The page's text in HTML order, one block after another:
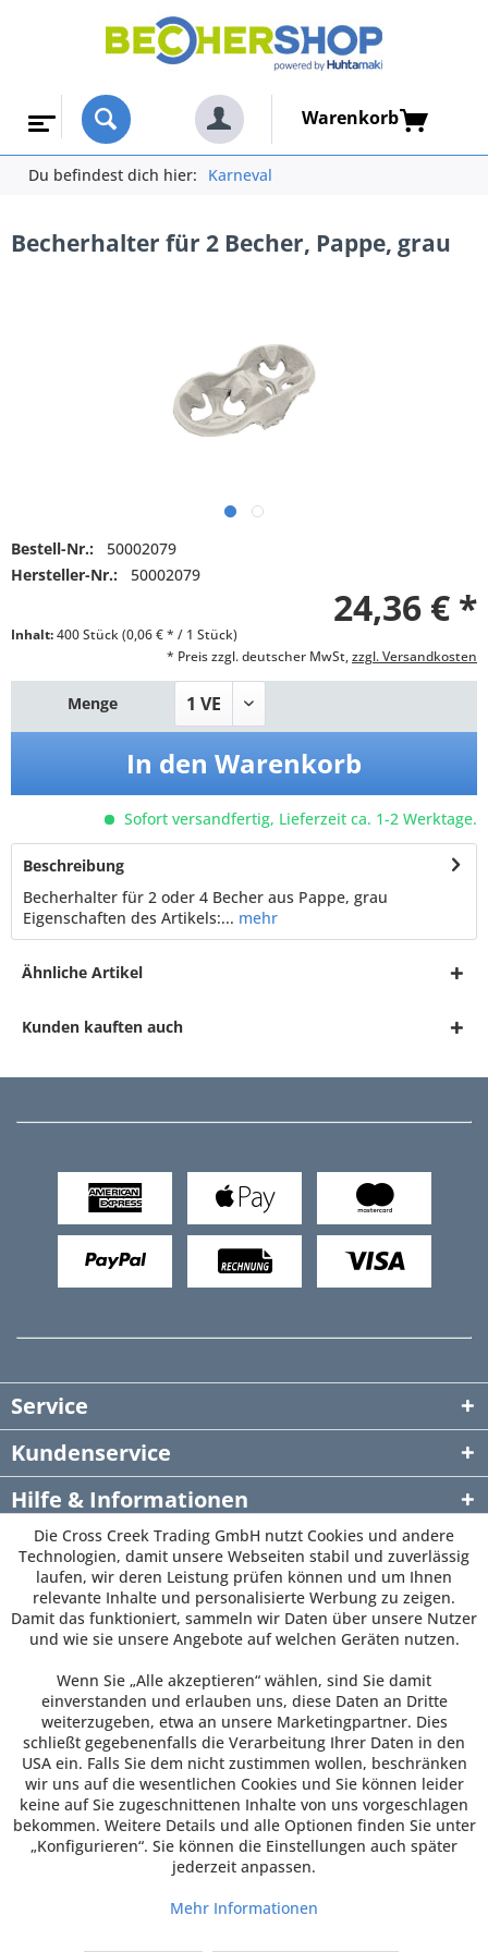
Warenkorb
Du befindest dich hier: Karneval
Becherhalter für 2 Becher, Pappe, grau
Bestell-Nr.:
50002079
Hersteller-Nr.:
50002079
24,36 € *
Inhalt:400 Stück (0,06 € * / 1 Stück)
* Preis zzgl. deutscher MwSt,zzgl. Versandkosten
Menge
In den Warenkorb
Sofort versandfertig, Lieferzeit ca. 1-2 Werktage.
Beschreibung
Becherhalter für 2 oder 4 Becher aus Pappe, grau
Eigenschaften des Artikels:... mehr
Ähnliche Artikel
Kunden kauften auch
Service
Kundenservice
Hilfe & Informationen
Newsletter
Die Cross Creek Trading GmbH nutzt Cookies und andere
Technologien, damit unsere Webseiten stabil und zuverlässig
laufen, wir deren Leistung prüfen können und um Ihnen
relevante Inhalte und personalisierte Werbung zu zeigen.
Damit das funktioniert, sammeln wir Daten über unsere Nutzer
und wie sie unsere Angebote auf welchen Geräten nutzen.
Wenn Sie „Alle akzeptieren“ wählen, sind Sie damit
einverstanden und erlauben uns, diese Daten an Dritte
weiterzugeben, etwa an unsere Marketingpartner. Dies
schließt gegebenenfalls die Verarbeitung Ihrer Daten in den
USA ein. Falls Sie dem nicht zustimmen wollen, beschränken
wir uns auf die wesentlichen Cookies und Sie können leider
keine auf Sie zugeschnittenen Inhalte von uns vorgeschlagen
bekommen. Weitere Details und alle Optionen finden Sie unter
„Konfigurieren“. Sie können die Einstellungen auch später
jederzeit anpassen.
Mehr Informationen